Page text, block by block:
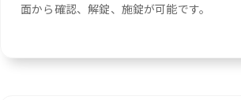
面から確認、解錠、施錠が可能です。